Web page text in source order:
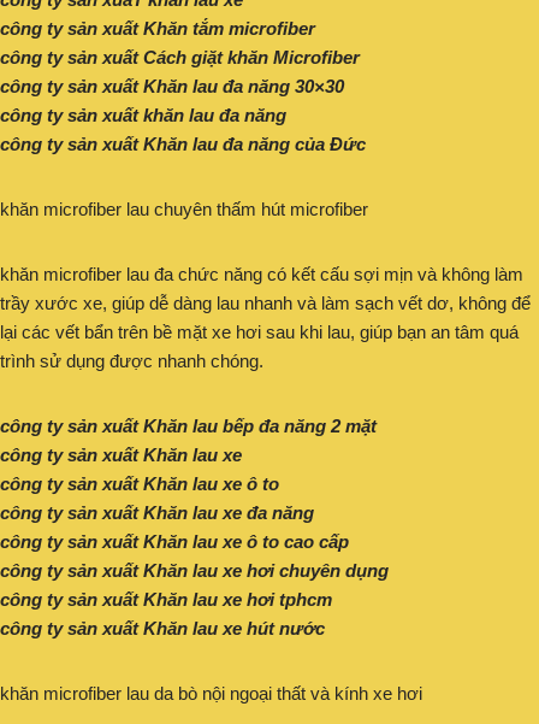
công ty sản xuất Khăn tắm microfiber
công ty sản xuất Cách giặt khăn Microfiber
công ty sản xuất Khăn lau đa năng 30×30
công ty sản xuất khăn lau đa năng
công ty sản xuất Khăn lau đa năng của Đức
khăn microfiber lau chuyên thấm hút microfiber
khăn microfiber lau đa chức năng có kết cấu sợi mịn và không làm
trầy xước xe, giúp dễ dàng lau nhanh và làm sạch vết dơ, không để
lại các vết bẩn trên bề mặt xe hơi sau khi lau, giúp bạn an tâm quá
trình sử dụng được nhanh chóng.
công ty sản xuất Khăn lau bếp đa năng 2 mặt
công ty sản xuất Khăn lau xe
công ty sản xuất Khăn lau xe ô to
công ty sản xuất Khăn lau xe đa năng
công ty sản xuất Khăn lau xe ô to cao cấp
công ty sản xuất Khăn lau xe hơi chuyên dụng
công ty sản xuất Khăn lau xe hơi tphcm
công ty sản xuất Khăn lau xe hút nước
khăn microfiber lau da bò nội ngoại thất và kính xe hơi